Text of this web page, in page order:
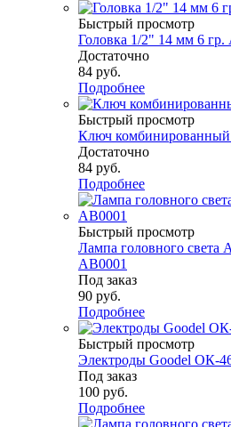
Быстрый просмотр
Головка 1/2" 14 мм 6
Достаточно
84 руб.
Подробнее
Быстрый просмотр
Ключ
Достаточно
84 руб.
Подробнее
Быстрый просмотр
Лампа головного света
AB0001
Под заказ
90 руб.
Подробнее
Быстрый просмотр
Электроды Goodel ОК-
Под заказ
100 руб.
Подробнее